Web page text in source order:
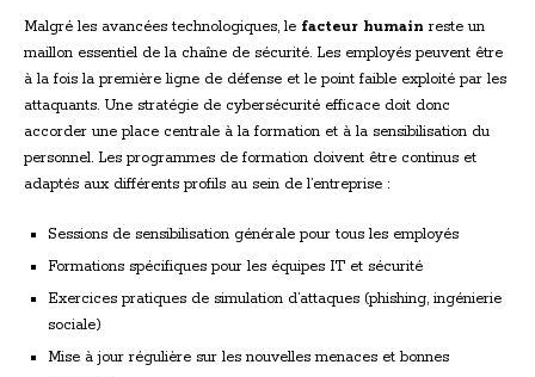
Malgré les avancées technologiques, le facteur humain reste un
maillon essentiel de la chaîne de sécurité. Les employés peuvent être
à la fois la première ligne de défense et le point faible exploité par les
attaquants. Une stratégie de cybersécurité efficace doit donc
accorder une place centrale à la formation et à la sensibilisation du
personnel. Les programmes de formation doivent être continus et
adaptés aux différents profils au sein de l’entreprise :
Sessions de sensibilisation générale pour tous les employés
Formations spécifiques pour les équipes IT et sécurité
Exercices pratiques de simulation d’attaques (phishing, ingénierie
sociale)
Mise à jour régulière sur les nouvelles menaces et bonnes